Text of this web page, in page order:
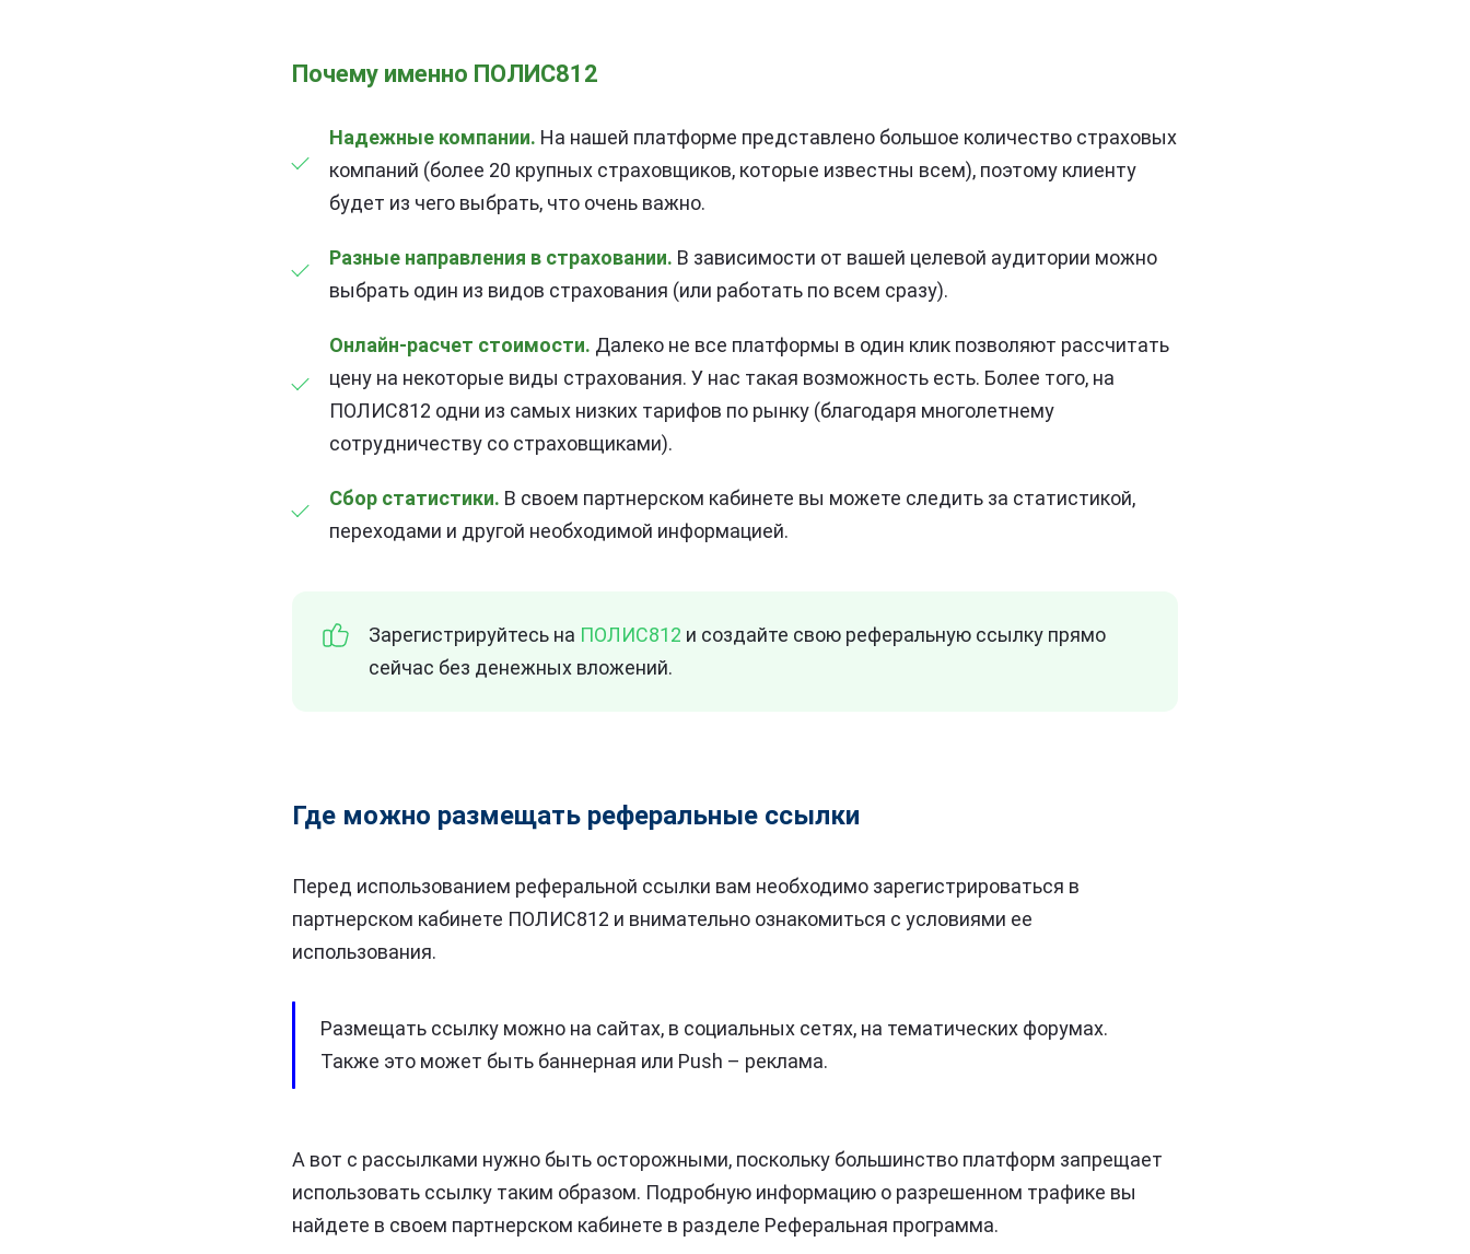
Почему именно ПОЛИС812
Надежные компании. На нашей платформе представлено большое количество страховых
компаний (более 20 крупных страховщиков, которые известны всем), поэтому клиенту
будет из чего выбрать, что очень важно.
Разные направления в страховании. В зависимости от вашей целевой аудитории можно
выбрать один из видов страхования (или работать по всем сразу).
Онлайн-расчет стоимости. Далеко не все платформы в один клик позволяют рассчитать
цену на некоторые виды страхования. У нас такая возможность есть. Более того, на
ПОЛИС812 одни из самых низких тарифов по рынку (благодаря многолетнему
сотрудничеству со страховщиками).
Сбор статистики. В своем партнерском кабинете вы можете следить за статистикой,
переходами и другой необходимой информацией.
Зарегистрируйтесь на ПОЛИС812 и создайте свою реферальную ссылку прямо
сейчас без денежных вложений.
Где можно размещать реферальные ссылки
Перед использованием реферальной ссылки вам необходимо зарегистрироваться в
партнерском кабинете ПОЛИС812 и внимательно ознакомиться с условиями ее
использования.
Размещать ссылку можно на сайтах, в социальных сетях, на тематических форумах.
Также это может быть баннерная или Push – реклама.
А вот с рассылками нужно быть осторожными, поскольку большинство платформ запрещает
использовать ссылку таким образом. Подробную информацию о разрешенном трафике вы
найдете в своем партнерском кабинете в разделе Реферальная программа.